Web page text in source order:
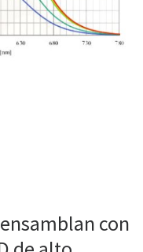
con